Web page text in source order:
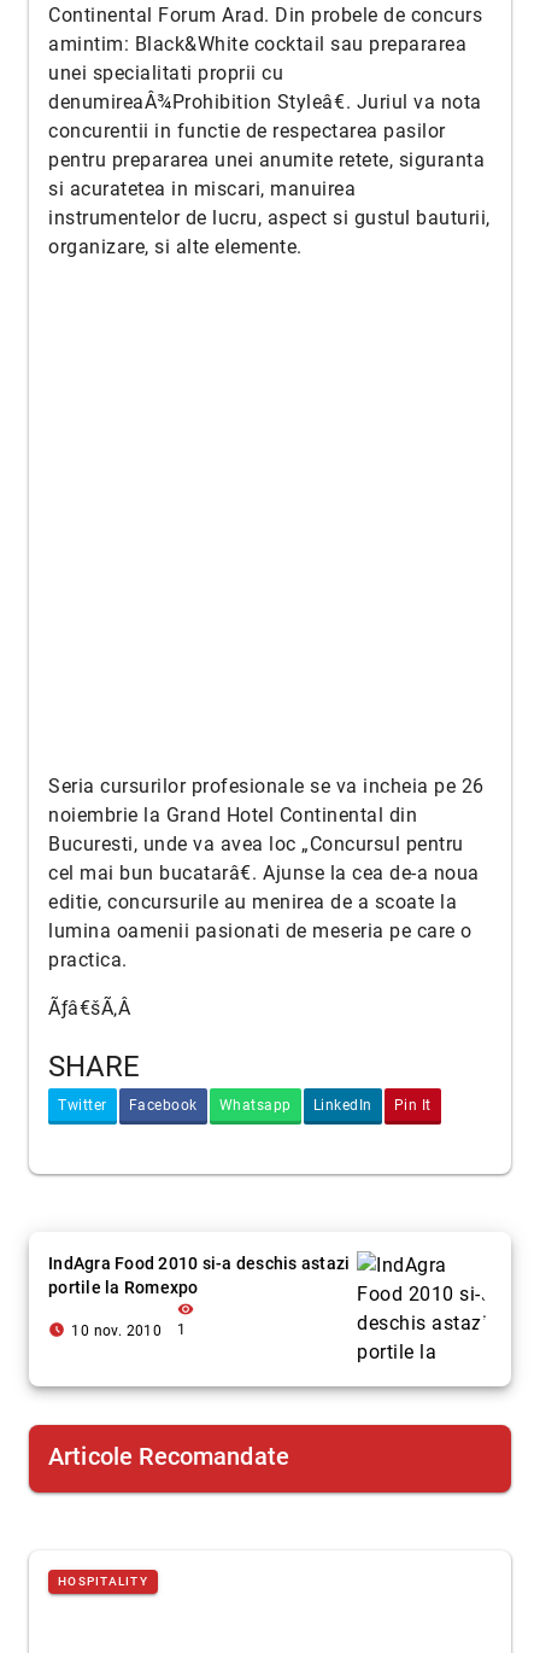
Continental Forum Arad. Din probele de concurs
amintim: Black&White cocktail sau prepararea
unei specialitati proprii cu
denumireaÂ¾Prohibition Styleâ€. Juriul va nota
concurentii in functie de respectarea pasilor
pentru prepararea unei anumite retete, siguranta
si acuratetea in miscari, manuirea
instrumentelor de lucru, aspect si gustul bauturii,
organizare, si alte elemente.
Seria cursurilor profesionale se va incheia pe 26
noiembrie la Grand Hotel Continental din
Bucuresti, unde va avea loc „Concursul pentru
cel mai bun bucatarâ€. Ajunse la cea de-a noua
editie, concursurile au menirea de a scoate la
lumina oamenii pasionati de meseria pe care o
practica.
Ãƒâ€šÃ‚Â
SHARE
Twitter Facebook Whatsapp LinkedIn Pin It
IndAgra Food 2010 si-a deschis astazi
portile la Romexpo
access_time_filled 10 nov. 2010
visibility
1
Articole Recomandate
HOSPITALITY